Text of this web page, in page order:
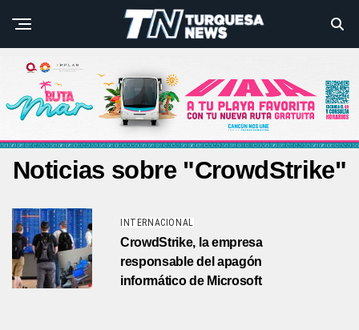
Noticias sobre "CrowdStrike"
INTERNACIONAL
CrowdStrike, la empresa
responsable del apagón
informático de Microsoft